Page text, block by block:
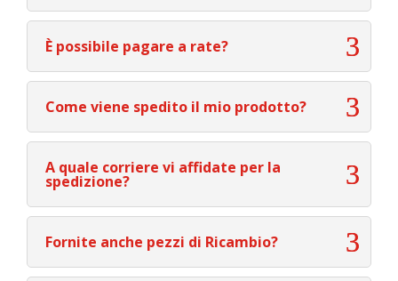
È possibile pagare a rate?
Come viene spedito il mio prodotto?
A quale corriere vi affidate per la
spedizione?
Fornite anche pezzi di Ricambio?